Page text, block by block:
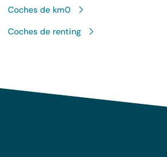
Coches de km0
Coches de renting